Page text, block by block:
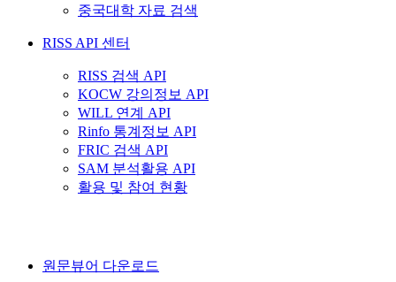
중국대학 자료 검색
RISS API 센터
RISS 검색 API
KOCW 강의정보 API
WILL 연계 API
Rinfo 통계정보 API
FRIC 검색 API
SAM 분석활용 API
활용 및 참여 현황
원문뷰어 다운로드